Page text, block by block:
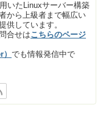
いたLinuxサーバー構築
から上級者まで幅広い
供しています。
合せはこちらのページ
）でも情報発信中で